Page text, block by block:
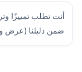
أنت تطلب تمييزًا
ضمن دليلنا (عرض